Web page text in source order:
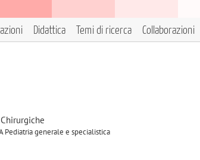
Didattica Temi di ricerca Collaborazioni
Pediatria generale e specialistica